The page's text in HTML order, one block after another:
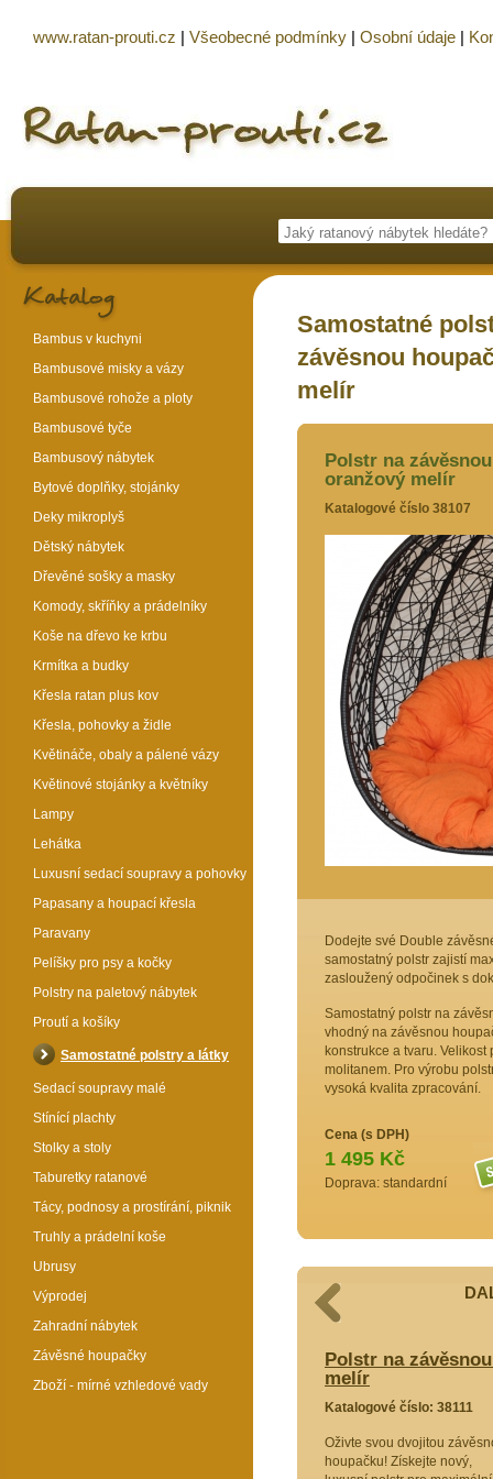
Samostatné
závěsnou
melír
Polstr na
oranžový melír
Katalogové číslo 38107
Dodejte své Double
samostatný polstr zajistí
zasloužený odpočinek s
Samostatný polstr na
vhodný na závěsnou
konstrukce a tvaru.
molitanem. Pro výrobu
vysoká kvalita zpracování.
Cena (s DPH)
1 495 Kč
Doprava: standardní
houpačku Double - látka žlutý
Polstr na
melír
Katalogové číslo: 38111
Oživte svou dvojitou
houpačku! Získejte nový,
Bambus v kuchyni
Bambusové misky a vázy
Bambusové rohože a ploty
Bambusové tyče
Bambusový nábytek
Bytové doplňky, stojánky
Deky mikroplyš
Dětský nábytek
Dřevěné sošky a masky
Komody, skříňky a prádelníky
Koše na dřevo ke krbu
Krmítka a budky
Křesla ratan plus kov
Křesla, pohovky a židle
Květináče, obaly a pálené vázy
Květinové stojánky a květníky
Lampy
Lehátka
Luxusní sedací soupravy a pohovky
Papasany a houpací křesla
Paravany
Pelíšky pro psy a kočky
Polstry na paletový nábytek
Proutí a košíky
Samostatné polstry a látky
Sedací soupravy malé
Stínící plachty
Stolky a stoly
Taburetky ratanové
Tácy, podnosy a prostírání, piknik
Truhly a prádelní koše
Ubrusy
Výprodej
Zahradní nábytek
Závěsné houpačky
Zboží - mírné vzhledové vady
www.ratan-prouti.cz | Všeobecné podmínky | Osobní údaje |